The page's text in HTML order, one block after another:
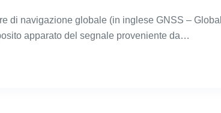
di navigazione globale (in inglese GNSS –
apparato del segnale proveniente da…